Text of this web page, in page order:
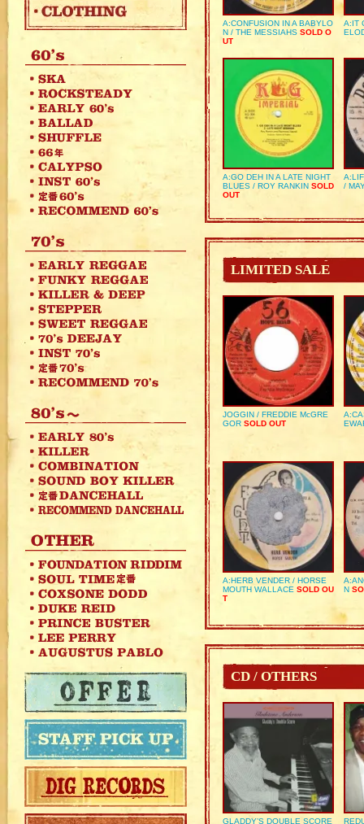
A:CONFUSION IN A BABYLO
N / THE MESSIAHS SOLD O
UT
A:IT
A:GO DEH IN A LATE NIGHT
BLUES / ROY RANKIN SOLD
OUT
/
LIMITED SALE
JOGGIN / FREDDIE McGRE
GOR SOLD OUT
A:HERB VENDER / HORSE
MOUTH WALLACE SOLD OU
T
N
CD / OTHERS
GLADDY’S DOUBLE SCORE